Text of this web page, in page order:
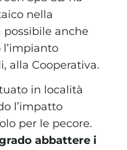
nella
possibile anche
l’impianto
alla Cooperativa.
in località
l’impatto
per le pecore.
abbattere i